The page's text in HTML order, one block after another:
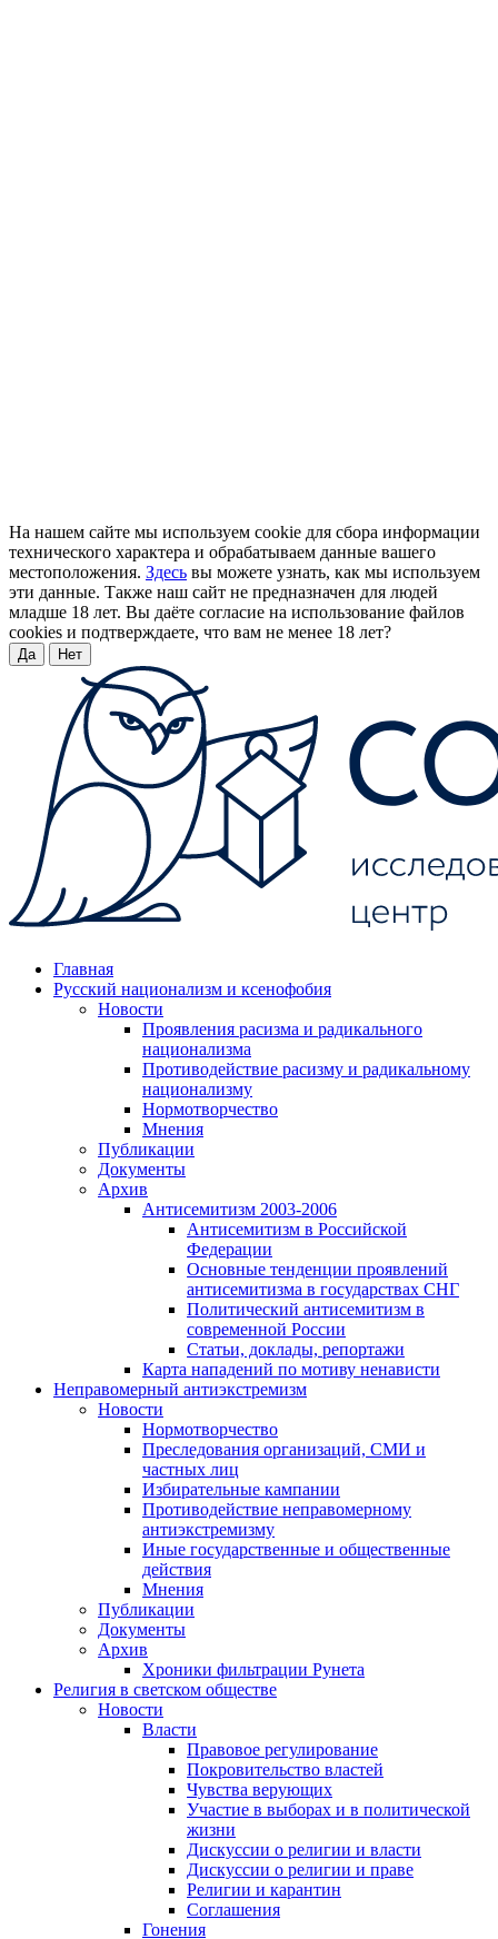
На нашем сайте мы используем cookie для сбора информации
технического характера и обрабатываем данные вашего
местоположения. Здесь вы можете узнать, как мы используем
эти данные. Также наш сайт не предназначен для людей
младше 18 лет. Вы даёте согласие на использование файлов
cookies и подтверждаете, что вам не менее 18 лет?
Да Нет
Главная
Русский национализм и ксенофобия
Новости
Проявления расизма и радикального
национализма
Противодействие расизму и радикальному
национализму
Нормотворчество
Мнения
Публикации
Документы
Архив
Антисемитизм 2003-2006
Антисемитизм в Российской
Федерации
Основные тенденции проявлений
антисемитизма в государствах СНГ
Политический антисемитизм в
современной России
Статьи, доклады, репортажи
Карта нападений по мотиву ненависти
Неправомерный антиэкстремизм
Новости
Нормотворчество
Преследования организаций, СМИ и
частных лиц
Избирательные кампании
Противодействие неправомерному
антиэкстремизму
Иные государственные и общественные
действия
Мнения
Публикации
Документы
Архив
Хроники фильтрации Рунета
Религия в светском обществе
Новости
Власти
Правовое регулирование
Покровительство властей
Чувства верующих
Участие в выборах и в политической
жизни
Дискуссии о религии и власти
Дискуссии о религии и праве
Религии и карантин
Соглашения
Гонения